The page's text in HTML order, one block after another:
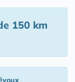
150 km